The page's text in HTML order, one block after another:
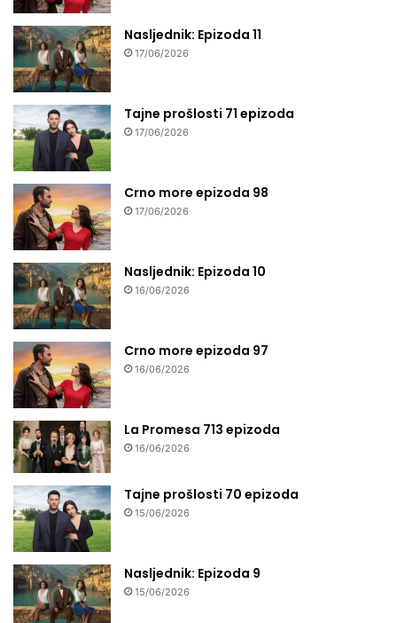
Nasljednik: Epizoda 11
17/06/2026
Tajne prošlosti 71 epizoda
17/06/2026
Crno more epizoda 98
17/06/2026
Nasljednik: Epizoda 10
16/06/2026
Crno more epizoda 97
16/06/2026
La Promesa 713 epizoda
16/06/2026
Tajne prošlosti 70 epizoda
15/06/2026
Nasljednik: Epizoda 9
15/06/2026